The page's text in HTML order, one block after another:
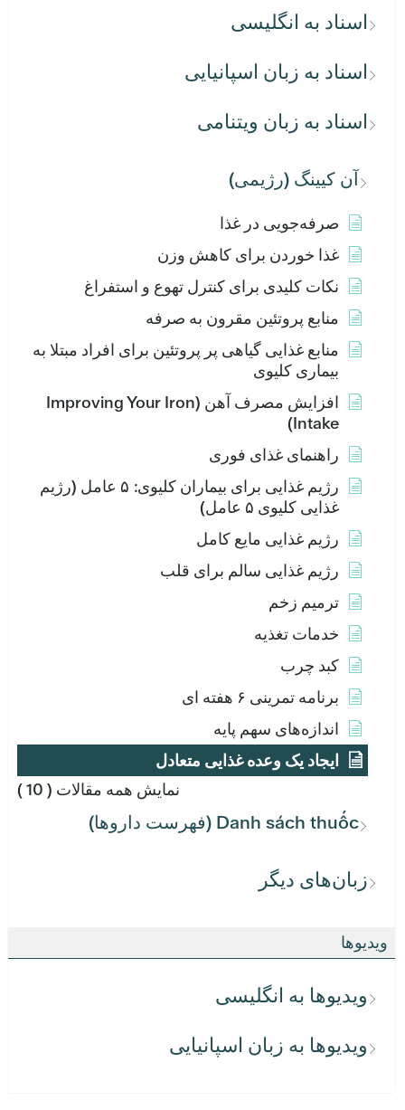
اسناد به انگلیسی
اسناد به زبان اسپانیایی
اسناد به زبان ویتنامی
آن کیینگ (رژیمی)
صرفه‌جویی در غذا
غذا خوردن برای کاهش وزن
نکات کلیدی برای کنترل تهوع و استفراغ
منابع پروتئین مقرون به صرفه
منابع غذایی گیاهی پر پروتئین برای افراد مبتلا به
بیماری کلیوی
افزایش مصرف آهن (Improving Your Iron
Intake)
راهنمای غذای فوری
رژیم غذایی برای بیماران کلیوی: ۵ عامل (رژیم
غذایی کلیوی ۵ عامل)
رژیم غذایی مایع کامل
رژیم غذایی سالم برای قلب
ترمیم زخم
خدمات تغذیه
کبد چرب
برنامه تمرینی ۶ هفته ای
اندازه‌های سهم پایه
ایجاد یک وعده غذایی متعادل
نمایش همه مقالات ( 10 )
Danh sách thuốc (فهرست داروها)
زبان‌های دیگر
ویدیوها
ویدیوها به انگلیسی
ویدیوها به زبان اسپانیایی